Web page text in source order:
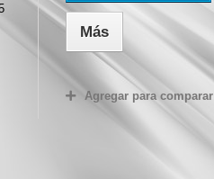
Más
Agregar para comparar